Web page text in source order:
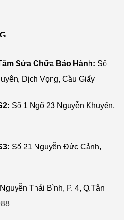
Sửa Chữa Bảo Hành: Số
Dịch Vọng, Cầu Giấy
Số 1 Ngõ 23 Nguyễn Khuyến,
Số 21 Nguyễn Đức Cảnh,
Thái Bình, P. 4, Q.Tân